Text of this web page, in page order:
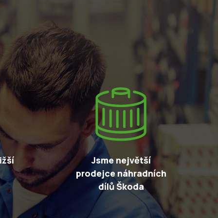
Jsme největší
prodejce náhradních
dílů Škoda